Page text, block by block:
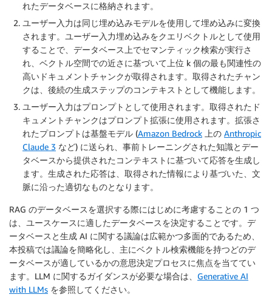
れたデータベースに格納されます。
ユーザー入力は同じ埋め込みモデルを使用して埋め込みに変換
されます。ユーザー入力埋め込みをクエリベクトルとして使用
することで、データベース上でセマンティック検索が実行さ
れ、ベクトル空間での近さに基づいて上位 k 個の最も関連性の
高いドキュメントチャンクが取得されます。取得されたチャン
クは、後続の生成ステップのコンテキストとして機能します。
ユーザー入力はプロンプトとして使用されます。取得されたド
キュメントチャンクはプロンプト拡張に使用されます。拡張さ
れたプロンプトは基盤モデル (Amazon Bedrock 上の Anthropic
Claude 3 など) に送られ、事前トレーニングされた知識とデー
タベースから提供されたコンテキストに基づいて応答を生成し
ます。生成された応答は、取得された情報により基づいた、文
脈に沿った適切なものとなります。
RAG のデータベースを選択する際にはじめに考慮することの 1 つ
は、ユースケースに適したデータベースを決定することです。デ
ータベースと生成 AI に関する議論は広範かつ多面的であるため、
本投稿では議論を簡略化し、主にベクトル検索機能を持つどのデ
ータベースが適しているかの意思決定プロセスに焦点を当ててい
ます。LLM に関するガイダンスが必要な場合は、 Generative AI
with LLMs を参照してください。